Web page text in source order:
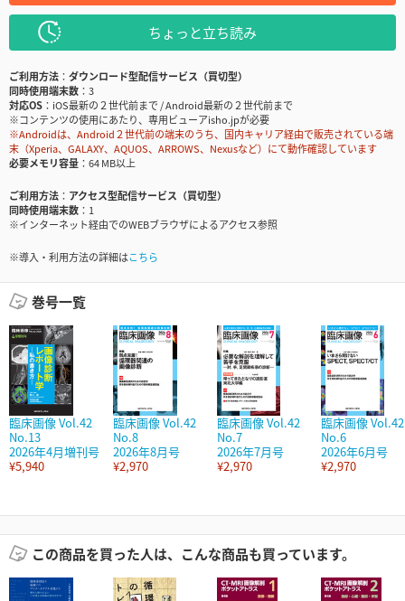
ちょっと立ち読み
ご利用方法
ダウンロード型配信サービス（買切型）
同時使用端末数
3
対応OS
iOS最新の２世代前まで / Android最新の２世代前まで
※コンテンツの使用にあたり、専用ビューアisho.jpが必要
※Androidは、Android２世代前の端末のうち、国内キャリア経由で販売されている端
末（Xperia、GALAXY、AQUOS、ARROWS、Nexusなど）にて動作確認しています
必要メモリ容量
64 MB以上
ご利用方法
アクセス型配信サービス（買切型）
同時使用端末数
1
※インターネット経由でのWEBブラウザによるアクセス参照
※導入・利用方法の詳細はこちら
巻号一覧
臨床画像 Vol.42
No.13
2026年4月増刊号
¥5,940
臨床画像 Vol.42
No.8
2026年8月号
¥2,970
臨床画像 Vol.42
No.7
2026年7月号
¥2,970
臨床画像 Vol.42
No.6
2026年6月号
¥2,970
この商品を買った人は、こんな商品も買っています。